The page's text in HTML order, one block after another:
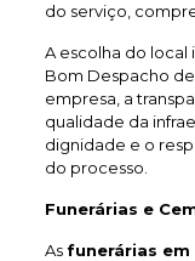
do serviço,
A escolha do local
Bom Despacho
empresa, a
qualidade da
dignidade e o
do processo.
Funerárias e
As funerárias em